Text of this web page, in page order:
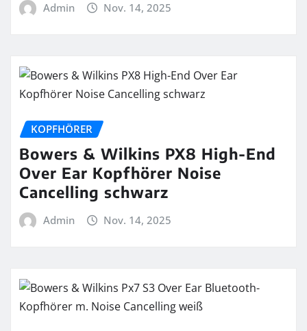
Admin Nov. 14, 2025
KOPFHÖRER
Bowers & Wilkins PX8 High-End
Over Ear Kopfhörer Noise
Cancelling schwarz
Admin Nov. 14, 2025